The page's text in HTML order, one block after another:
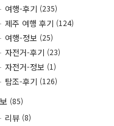
여행-후기 (235)
제주 여행 후기 (124)
여행-정보 (25)
자전거-후기 (23)
자전거-정보 (1)
탐조-후기 (126)
(85)
리뷰 (8)